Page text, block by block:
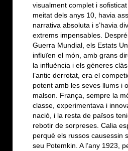
visualment complet i
meitat dels anys 10, havia
narrativa absoluta i s’havia
extrems impensables.
Guerra Mundial, els Estats
influïen el món, amb grans
la influència i els gèneres
l’antic derrotat, era el
potent amb les seves llums i
malson. França, sempre la
classe, experimentava i
nació, i la resta de països
rebotir de sorpreses. Calia
perquè els russos causessin
seu Potemkin. A l’any 1923,